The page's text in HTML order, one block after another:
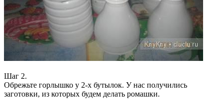
Шаг 2.
Обрежьте горлышко у 2-х бутылок. У нас получились
заготовки, из которых будем делать ромашки.